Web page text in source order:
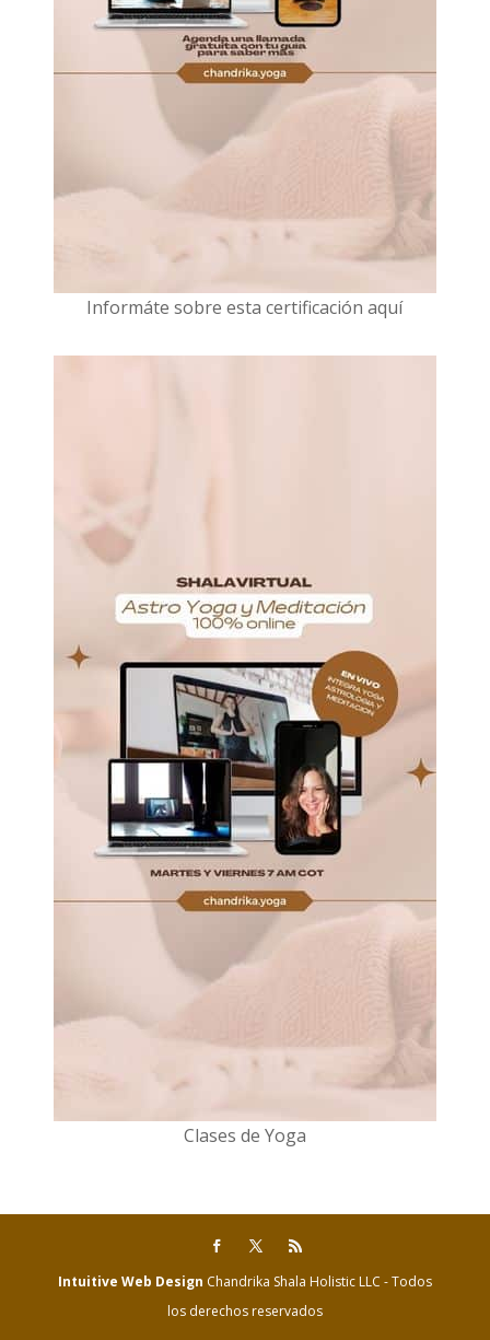
Informáte sobre esta certificación aquí
Clases de Yoga
Intuitive Web Design Chandrika Shala Holistic LLC - Todos
los derechos reservados